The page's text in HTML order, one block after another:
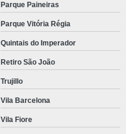
Parque Paineiras
Parque Vitória Régia
Quintais do Imperador
Retiro São João
Trujillo
Vila Barcelona
Vila Fiore